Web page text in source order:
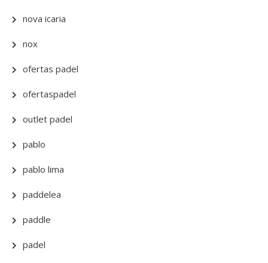
nova icaria
nox
ofertas padel
ofertaspadel
outlet padel
pablo
pablo lima
paddelea
paddle
padel